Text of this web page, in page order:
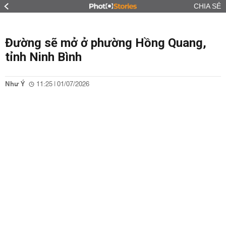
CHIA SẺ
Đường sẽ mở ở phường Hồng Quang,
tỉnh Ninh Bình
Như Ý 11:25 | 01/07/2026